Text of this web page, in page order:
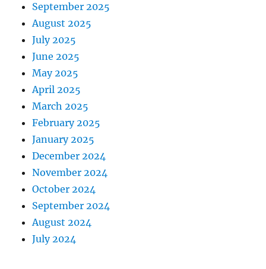
September 2025
August 2025
July 2025
June 2025
May 2025
April 2025
March 2025
February 2025
January 2025
December 2024
November 2024
October 2024
September 2024
August 2024
July 2024